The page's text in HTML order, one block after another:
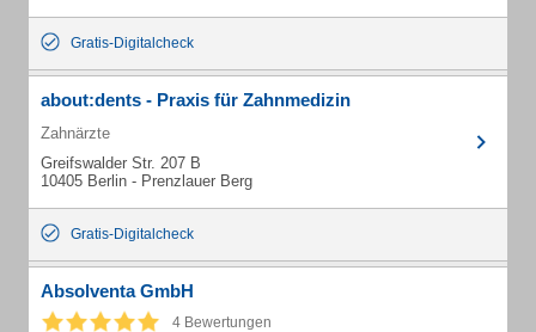
Gratis-Digitalcheck
about:dents - Praxis für Zahnmedizin
Zahnärzte
Greifswalder Str. 207 B
10405 Berlin - Prenzlauer Berg
Gratis-Digitalcheck
Absolventa GmbH
4 Bewertungen